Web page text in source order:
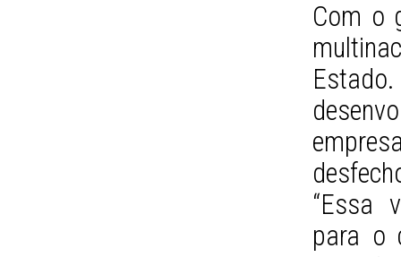
Com o
“Essa
para o